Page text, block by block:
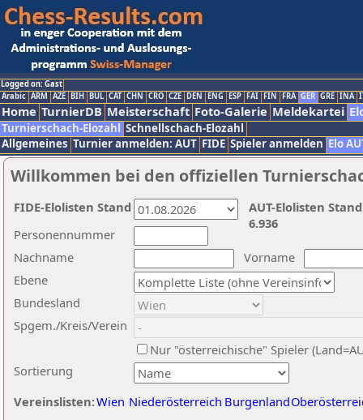
Logged on: Gast
Arabic ARM AZE BIH BUL CAT CHN CRO CZE DEN ENG ESP FAI FIN FRA GER GRE INA
Home TurnierDB Meisterschaft Foto-Galerie Meldekartei
Turnierschach-Elozahl Schnellschach-Elozahl
Allgemeines Turnier anmelden: AUT FIDE Spieler anmelden Elo
Willkommen bei den offiziellen
Nachname
Vorname
Ebene
Sortierung
Personennummer
Bundesland
Spgem./Kreis/Verein
Nur "österreichische" Spieler
Vereinslisten:Wien Niederösterreich Burgenland
AUT-Elolisten
6.936
FIDE-Elolisten Stand